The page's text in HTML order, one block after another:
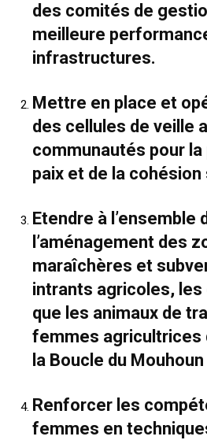
des comités de
meilleure
infrastructures.
Mettre en place et
des cellules de veille
communautés pour
paix et de la cohésion
Etendre à l’ensemble
l’aménagement des
maraîchères et
intrants agricoles, les
que les animaux de
femmes agricultrices
la Boucle du Mouhoun
Renforcer les
femmes en